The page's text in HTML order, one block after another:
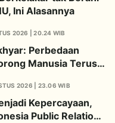
Ini Alasannya
2026 | 20.24 WIB
Perbedaan
Manusia Terus
2026 | 23.06 WIB
Kepercayaan,
Public Relations